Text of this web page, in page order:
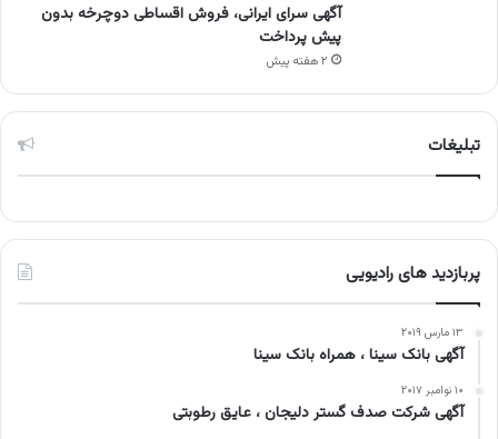
آگهی سرای ایرانی، فروش اقساطی دوچرخه بدون
پیش پرداخت
۲ هفته پیش
تبلیغات
پربازدید های رادیویی
۱۳ مارس ۲۰۱۹
آگهی بانک سینا ، همراه بانک سینا
۱۰ نوامبر ۲۰۱۷
آگهی شرکت صدف گستر دلیجان ، عایق رطوبتی